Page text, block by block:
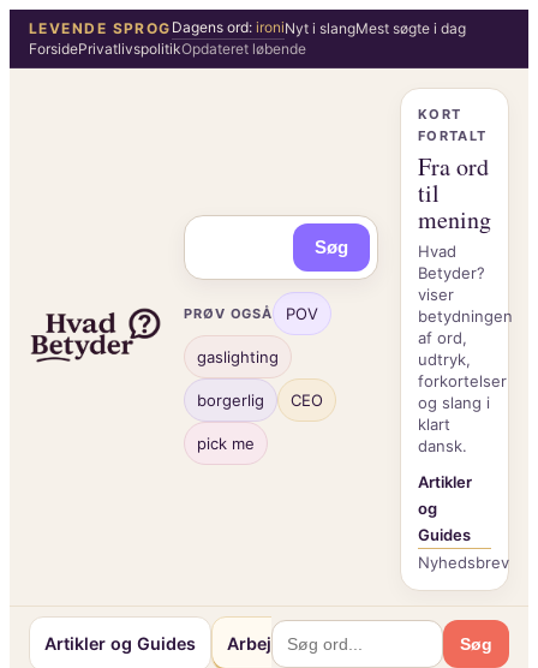
Spring
LEVENDE SPROG Dagens ord: ironiNyt i slangMest søgte i dag
ForsidePrivatlivspolitikOpdateret løbende
Søg
PRØV OGSÅ POV
gaslighting
borgerlig CEO
pick me
KORT
FORTALT
Fra ord
til
mening
Hvad
Betyder?
viser
betydningen
af ord,
udtryk,
forkortelser
og slang i
klart
dansk.
Artikler
og
Guides
Nyhedsbrev
Artikler og Guides Arbejde og Karriereliv Søg